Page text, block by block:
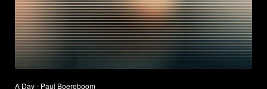
A Day - Paul Boereboom